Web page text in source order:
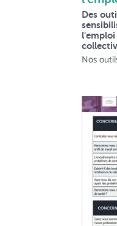
Des
l'emploi
Nos